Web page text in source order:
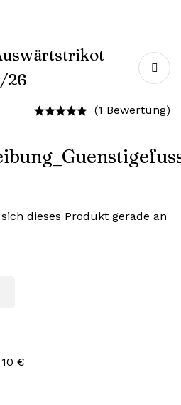
26
(1 Bewertung)
dieses Produkt gerade an
€